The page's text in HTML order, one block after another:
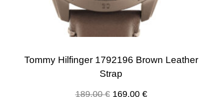
Tommy Hilfinger 1792196 Brown Leather
Strap
189.00€ 169.00 €